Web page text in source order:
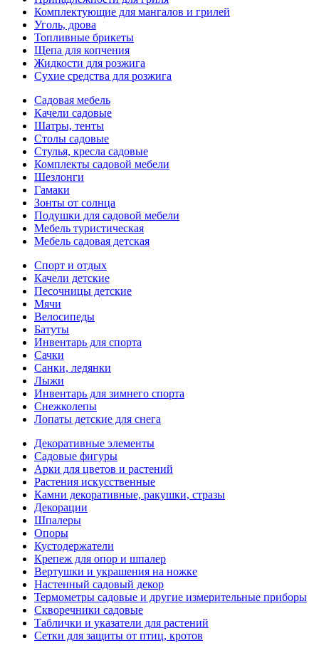
Комплектующие для мангалов и грилей
Уголь, дрова
Топливные брикеты
Щепа для копчения
Жидкости для розжига
Сухие средства для розжига
Садовая мебель
Качели садовые
Шатры, тенты
Столы садовые
Стулья, кресла садовые
Комплекты садовой мебели
Шезлонги
Гамаки
Зонты от солнца
Подушки для садовой мебели
Мебель туристическая
Мебель садовая детская
Спорт и отдых
Качели детские
Песочницы детские
Мячи
Велосипеды
Батуты
Инвентарь для спорта
Сачки
Санки, ледянки
Лыжи
Инвентарь для зимнего спорта
Снежколепы
Лопаты детские для снега
Декоративные элементы
Садовые фигуры
Арки для цветов и растений
Растения искусственные
Камни декоративные, ракушки, стразы
Декорации
Шпалеры
Опоры
Кустодержатели
Крепеж для опор и шпалер
Вертушки и украшения на ножке
Настенный садовый декор
Термометры садовые и другие измерительные приборы
Скворечники садовые
Таблички и указатели для растений
Сетки для защиты от птиц, кротов